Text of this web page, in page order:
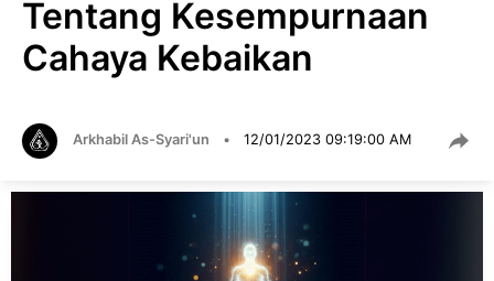
Tentang Kesempurnaan
Cahaya Kebaikan
Arkhabil As-Syari'un • 12/01/2023 09:19:00 AM